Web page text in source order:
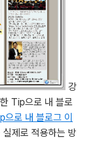
강
Tip으로 내 블로
으로 내 블로그 이
제로 적용하는 방